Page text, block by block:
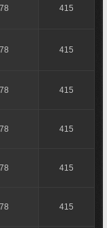
78 415
78 415
78 415
78 415
78 415
78 415